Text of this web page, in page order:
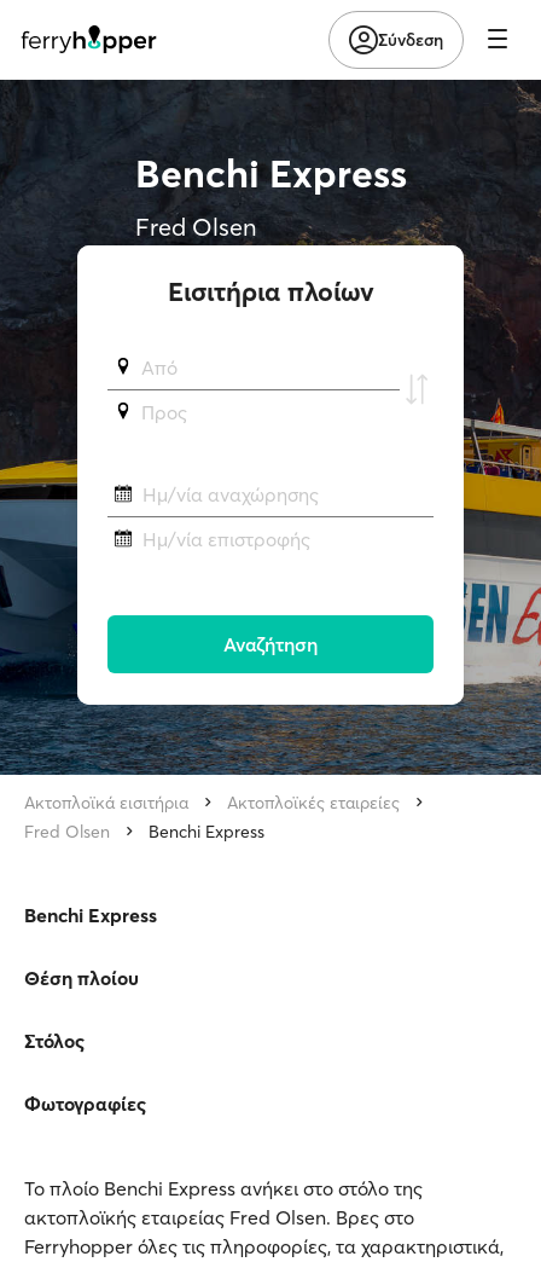
Σύνδεση
Benchi Express
Fred Olsen
Εισιτήρια πλοίων
Από
Προς
Ημ/νία αναχώρησης
Ημ/νία επιστροφής
Αναζήτηση
Ακτοπλοϊκά εισιτήρια
Ακτοπλοϊκές εταιρείες
Fred Olsen
Benchi Express
Benchi Express
Θέση πλοίου
Στόλος
Φωτογραφίες
Το πλοίο Benchi Express ανήκει στο στόλο της
ακτοπλοϊκής εταιρείας Fred Olsen. Βρες στο
Ferryhopper όλες τις πληροφορίες, τα χαρακτηριστικά,